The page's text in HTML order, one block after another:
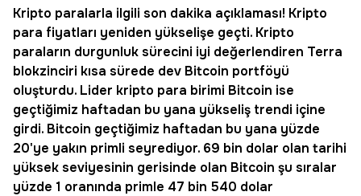
Kripto paralarla ilgili son dakika açıklaması! Kripto
para fiyatları yeniden yükselişe geçti. Kripto
paraların durgunluk sürecini iyi değerlendiren Terra
blokzinciri kısa sürede dev Bitcoin portföyü
oluşturdu. Lider kripto para birimi Bitcoin ise
geçtiğimiz haftadan bu yana yükseliş trendi içine
girdi. Bitcoin geçtiğimiz haftadan bu yana yüzde
20'ye yakın primli seyrediyor. 69 bin dolar olan tarihi
yüksek seviyesinin gerisinde olan Bitcoin şu sıralar
yüzde 1 oranında primle 47 bin 540 dolar